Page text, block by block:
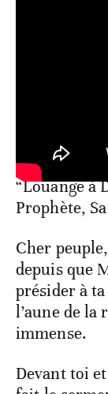
“Louange à
Prophète,
Cher
depuis que
présider à
l’aune de la
immense.
Devant toi